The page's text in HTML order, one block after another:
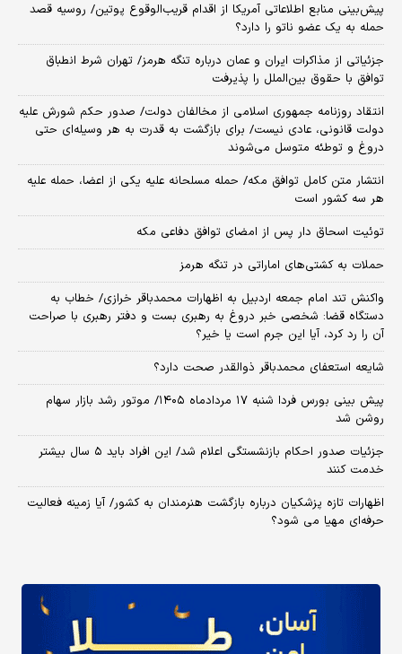
پیش‌بینی منابع اطلاعاتی آمریکا از اقدام قریب‌الوقوع پوتین/ روسیه قصد
حمله به یک عضو ناتو را دارد؟
جزئیاتی از مذاکرات ایران و عمان درباره تنگه هرمز/ تهران شرط انطباق
توافق با حقوق بین‌الملل را پذیرفت
انتقاد روزنامه جمهوری اسلامی از مخالفان دولت/ صدور حکم شورش علیه
دولت قانونی، عادی نیست/ برای بازگشت به قدرت به هر وسیله‌ای حتی
دروغ و توطئه متوسل می‌شوند
انتشار متن کامل توافق مکه/ حمله مسلحانه علیه یکی از اعضا، حمله علیه
هر سه کشور است
توئیت اسحاق دار پس از امضای توافق دفاعی مکه
حملات به کشتی‌های اماراتی در تنگه هرمز
واکنش تند امام جمعه اردبیل به اظهارات محمدباقر خرازی/ خطاب به
دستگاه قضا: شخصی خبر دروغ به رهبری بست و دفتر رهبری با صراحت
آن را رد کرد، آیا این جرم است یا خیر؟
شایعه استعفای محمدباقر ذوالقدر صحت دارد؟
پیش بینی بورس فردا شنبه ۱۷ مردادماه ۱۴۰۵/ موتور رشد بازار سهام
روشن شد
جزئیات صدور احکام بازنشستگی اعلام شد/ این افراد باید ۵ سال بیشتر
خدمت کنند
اظهارات تازه پزشکیان درباره بازگشت هنرمندان به کشور/ آیا زمینه فعالیت
حرفه‌ای مهیا می شود؟